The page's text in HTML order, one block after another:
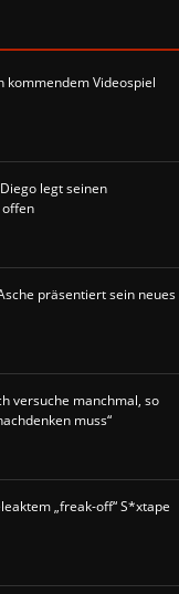
kommendem Videospiel
legt seinen
präsentiert sein neues
versuche manchmal, so
muss“
„freak-off“ S*xtape